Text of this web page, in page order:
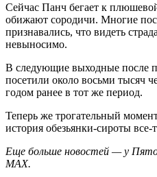
Сейчас Панч бегает к
обижают сородичи. Многие
признавались, что видеть
невыносимо.
В следующие выходные после
посетили около восьми тысяч
годом ранее в тот же период.
Теперь же трогательный
история обезьянки-сироты все-
Еще больше новостей — у
MAX.